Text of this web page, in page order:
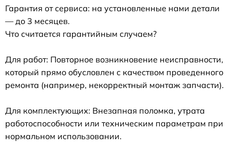
Гарантия от сервиса: на установленные нами детали
— до 3 месяцев.
Что считается гарантийным случаем?
Для работ: Повторное возникновение неисправности,
который прямо обусловлен с качеством проведенного
ремонта (например, некорректный монтаж запчасти).
Для комплектующих: Внезапная поломка, утрата
работоспособности или техническим параметрам при
нормальном использовании.